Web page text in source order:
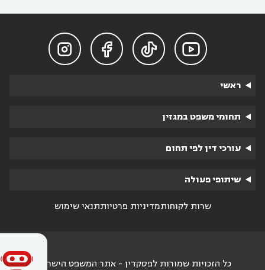




ראשי
תחומי משפט במגזין
עורכי דין לפי תחום
שיתופי פעולה
שרות לקוחותמדיניות פרטיותתנאי שימוש
כל הזכויות שמורות לפסקדין - אתר המשפט הישראלי